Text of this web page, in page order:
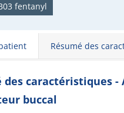
fentanyl
Résumé des
des caractéristiques -
buccal